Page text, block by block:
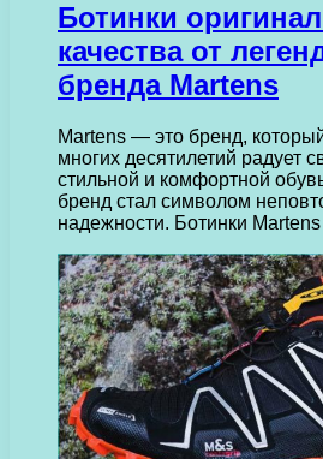
Ботинки
качества от
бренда Martens
Martens — это бренд,
многих десятилетий радует
стильной и комфортной
бренд стал символом
надежности. Ботинки